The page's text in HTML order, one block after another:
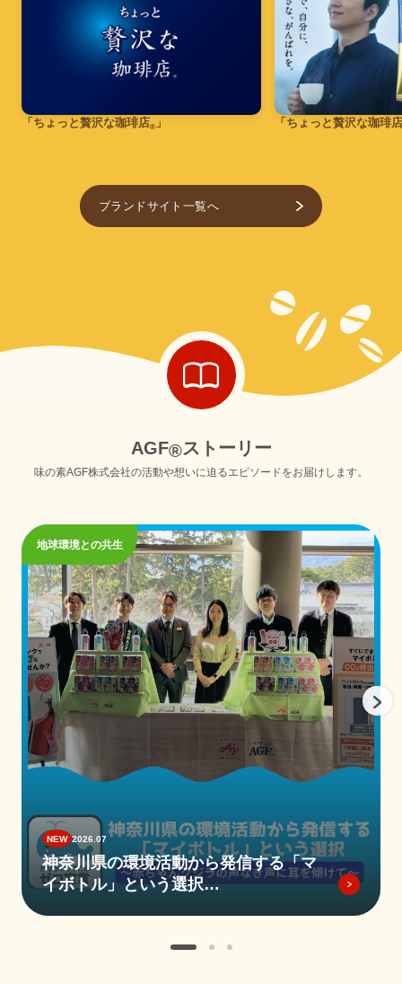
「ちょっと贅沢な珈琲店® 」 「ちょっと贅沢な珈琲
ブランドサイト一覧へ
AGF®ス ト ー リ ー
味の素AGF株式会社の活動や想いに迫るエピソードをお届けします。
地球環境との共生
2026.07
神奈川県の環境活動から発信する「マ
イボトル」という選択